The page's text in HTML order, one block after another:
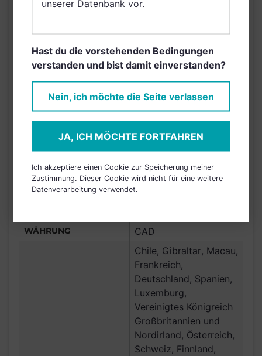
Mehr als 30% in Positionen mit Risiko von
Artenschutzverletzungen investiert (Teil
der schlechtesten 5% aller untersuchten
Anlageprodukte)
Stand 31.07.2019
25.05.2016
BANK
Bank of New York
Mellon
FONDSGESELLSCHAFT BlackRock Lux
ANLAGETYP
Anleihenfonds,
LC
ANLAGEREGION GLOEM
WÄHRUNG CAD
Chile, Gibraltar, Macau,
Frankreich,
Deutschland, Spanien,
Luxemburg,
Vereinigtes Königreich
Großbritannien und
Nordirland, Österreich,
Schweiz, Finnland,
unserer Datenbank vor.
Hast du die vorstehenden Bedingungen
verstanden und bist damit einverstanden?
Nein, ich möchte die Seite verlassen
JA, ICH MÖCHTE FORTFAHREN
Ich akzeptiere einen Cookie zur Speicherung meiner
Zustimmung. Dieser Cookie wird nicht für eine weitere
Datenverarbeitung verwendet.